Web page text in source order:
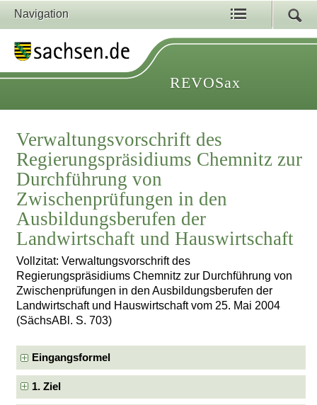
Navigation
REVOSax
Verwaltungsvorschrift des
Regierungspräsidiums Chemnitz zur
Durchführung von
Zwischenprüfungen in den
Ausbildungsberufen der
Landwirtschaft und Hauswirtschaft
Vollzitat: Verwaltungsvorschrift des
Regierungspräsidiums Chemnitz zur Durchführung von
Zwischenprüfungen in den Ausbildungsberufen der
Landwirtschaft und Hauswirtschaft vom 25. Mai 2004
(SächsABl. S. 703)
Eingangsformel
1. Ziel